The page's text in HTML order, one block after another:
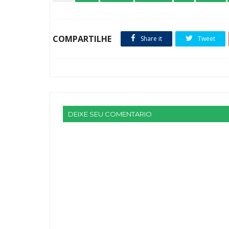
COMPARTILHE Share it Tweet
DEIXE SEU COMENTARIO